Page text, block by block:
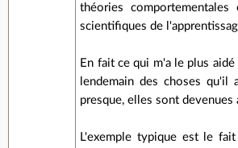
théories
scientifiques de
En fait ce qui m'a le plus
lendemain des choses
presque, elles sont
L'exemple typique est le